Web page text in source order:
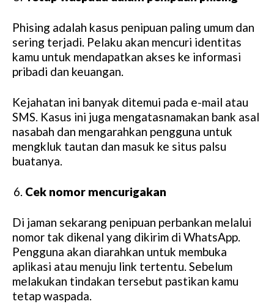
Phising adalah kasus penipuan paling umum dan
sering terjadi. Pelaku akan mencuri identitas
kamu untuk mendapatkan akses ke informasi
pribadi dan keuangan.
Kejahatan ini banyak ditemui pada e-mail atau
SMS. Kasus ini juga mengatasnamakan bank asal
nasabah dan mengarahkan pengguna untuk
mengkluk tautan dan masuk ke situs palsu
buatanya.
Cek nomor mencurigakan
Di jaman sekarang penipuan perbankan melalui
nomor tak dikenal yang dikirim di WhatsApp.
Pengguna akan diarahkan untuk membuka
aplikasi atau menuju link tertentu. Sebelum
melakukan tindakan tersebut pastikan kamu
tetap waspada.